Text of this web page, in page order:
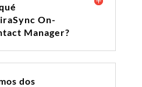
On-
Manager?
dos